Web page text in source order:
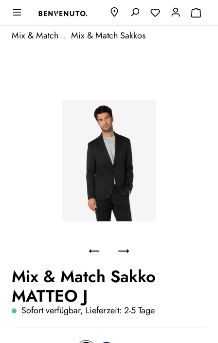
Mix & Match Mix & Match Sakkos
Mix & Match Sakko
MATTEO J
Sofort verfügbar, Lieferzeit: 2-5 Tage